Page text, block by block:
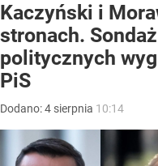
Kaczyński i
stronach.
politycznych
PiS
Dodano:4 sierpnia 10:14